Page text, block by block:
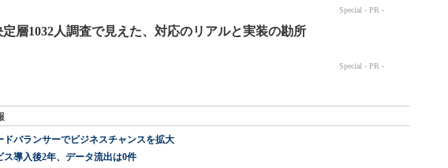
バランサーでビジネスチャンスを拡大
導入後2年、データ流出は0件